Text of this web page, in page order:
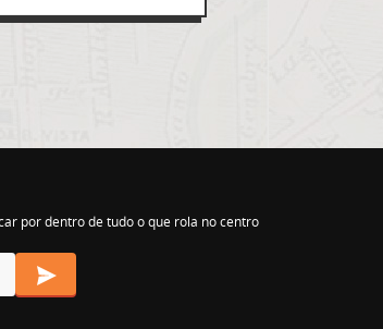
por dentro de tudo o que rola no centro